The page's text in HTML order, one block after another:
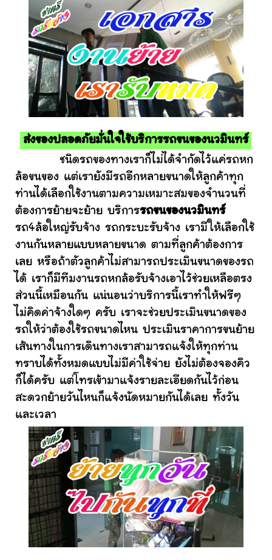
ส่งของปลอดภัยมั่นใจใช้บริการรถขนของนวมินทร์
ชนิดรถของทางเราก็ไม่ได้จำกัดไว้แค่รถหก
ล้อขนของ แต่เรายังมีรถอีกหลายขนาดให้ลูกค้าทุก
ท่านได้เลือกใช้งานตามความเหมาะสมของจำนวนที่
ต้องการย้ายจะย้าย บริการรถขนของนวมินทร์
รถ4ล้อใหญ่รับจ้าง รถกระบะรับจ้าง เรามีให้เลือกใช้
งานกันหลายแบบหลายขนาด ตามที่ลูกค้าต้องการ
เลย หรือถ้าตัวลูกค้าไม่สามารถประเมินขนาดของรถ
ได้ เราก็มีทีมงานรถหกล้อรับจ้างเอาไว้ช่วยเหลือตรง
ส่วนนี้เหมือนกัน แน่นอนว่าบริการนี้เราทำให้ฟรีๆ
ไม่คิดค่าจ้างใดๆ ครับ เราจะช่วยประเมินขนาดของ
รถให้ว่าต้องใช้รถขนาดไหน ประเมินราคาการขนย้าย
เส้นทางในการเดินทางเราสามารถแจ้งให้ทุกท่าน
ทราบได้ทั้งหมดแบบไม่มีค่าใช้จ่าย ยังไม่ต้องจองคิว
ก็ได้ครับ แต่โทรเข้ามาแจ้งรายละเอียดกันไว้ก่อน
สะดวกย้ายวันไหนก็แจ้งนัดหมายกันได้เลย ทั้งวัน
และเวลา